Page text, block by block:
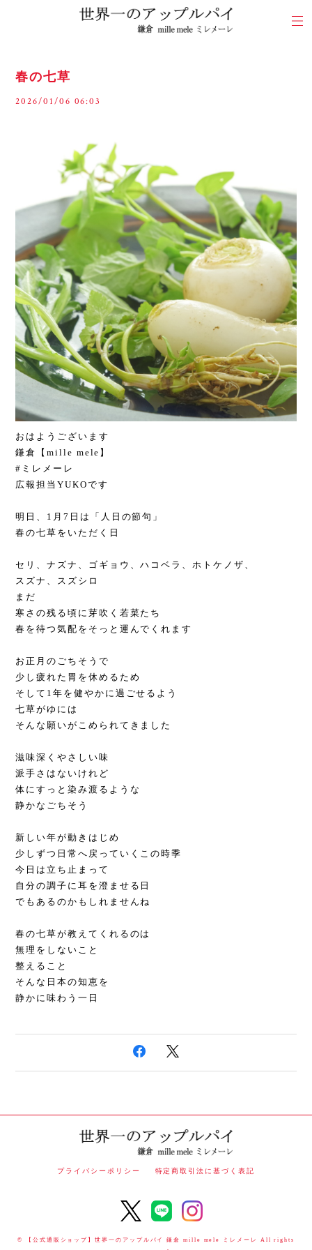
春の七草
2026/01/06 06:03
おはようございます
鎌倉【mille mele】
#ミレメーレ
広報担当YUKOです
明日、1月7日は「人日の節句」
春の七草をいただく日
セリ、ナズナ、ゴギョウ、ハコベラ、ホトケノザ、
スズナ、スズシロ
まだ
寒さの残る頃に芽吹く若菜たち
春を待つ気配をそっと運んでくれます
お正月のごちそうで
少し疲れた胃を休めるため
そして1年を健やかに過ごせるよう
七草がゆには
そんな願いがこめられてきました
滋味深くやさしい味
派手さはないけれど
体にすっと染み渡るような
静かなごちそう
新しい年が動きはじめ
少しずつ日常へ戻っていくこの時季
今日は立ち止まって
自分の調子に耳を澄ませる日
でもあるのかもしれませんね
春の七草が教えてくれるのは
無理をしないこと
整えること
そんな日本の知恵を
静かに味わう一日
プライバシーポリシー 特定商取引法に基づく表記
© 【公式通販ショップ】世界一のアップルパイ 鎌倉 mille mele ミレメーレ All rights